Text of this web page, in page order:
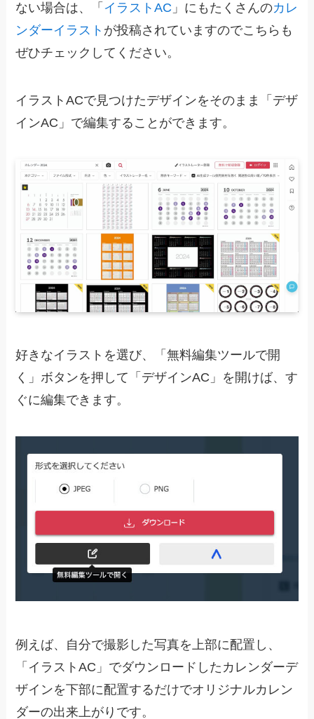
ない場合は、「 イラストAC 」にもたくさんのカレ
ンダーイラスト が投稿されていますのでこちらも
ぜひチェックしてください。
イラストACで見つけたデザインをそのまま「デザ
インAC」で編集することができます。
好きなイラストを選び、「無料編集ツールで開
く」ボタンを押して「デザインAC」を開けば、す
ぐに編集できます。
例えば、自分で撮影した写真を上部に配置し、
「イラストAC」でダウンロードしたカレンダーデ
ザインを下部に配置するだけでオリジナルカレン
ダーの出来上がりです。